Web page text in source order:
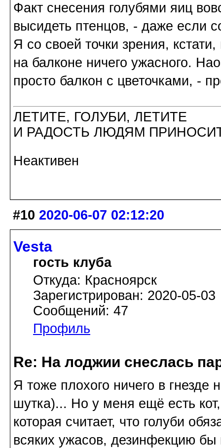
Факт снесения голубями яиц
высидеть птенцов, - даже если
Я со своей точки зрения,
на балконе ничего ужасного.
просто балкон с цветочками, -
ЛЕТИТЕ, ГОЛУБИ, ЛЕТИТЕ
И РАДОСТЬ ЛЮДЯМ
Неактивен
#10 2020-06-07 02:12:20
Vesta
гость клуба
Откуда: Красноярск
Зарегистрирован: 2020-05-03
Сообщений: 47
Профиль
Re: На лоджии снеслась
Я тоже плохого ничего в гнезде
шутка)... Но у меня ещё есть
которая считает, что голуби
всяких ужасов, дезинфекцию